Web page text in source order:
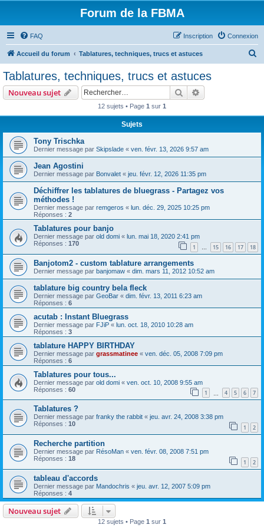
Forum de la FBMA
FAQ Connexion
Inscription
Accueil du forum Tablatures, techniques, trucs et astuces
r
Tablatures, techniques, trucs et astuces
Nouveau sujet Rechercher
12 sujets • Page 1 sur 1
Sujets
Tony Trischka
Dernier message par Skipslade « ven. févr. 13, 2026 9:57 am
Jean Agostini
Dernier message par Bonvalet « jeu. févr. 12, 2026 11:35 pm
Déchiffrer les tablatures de bluegrass - Partagez vos
méthodes !
Dernier message par remgeros « lun. déc. 29, 2025 10:25 pm
Réponses : 2
Tablatures pour banjo
Dernier message par old domi « lun. mai 18, 2020 2:41 pm
Réponses : 170 1 … 15 16 17 18
Banjotom2 - custom tablature arrangements
Dernier message par banjomaw « dim. mars 11, 2012 10:52 am
tablature big country bela fleck
Dernier message par GeoBar « dim. févr. 13, 2011 6:23 am
Réponses : 6
acutab : Instant Bluegrass
Dernier message par FJiP « lun. oct. 18, 2010 10:28 am
Réponses : 3
tablature HAPPY BIRTHDAY
Dernier message par grassmatinee « ven. déc. 05, 2008 7:09 pm
Réponses : 6
Tablatures pour tous...
Dernier message par old domi « ven. oct. 10, 2008 9:55 am
Réponses : 60 1 4 5 6 7
Tablatures ?
Dernier message par franky the rabbit « jeu. avr. 24, 2008 3:38 pm
Réponses : 10 1 2
Recherche partition
Dernier message par RésoMan « ven. févr. 08, 2008 7:51 pm
Réponses : 18 1 2
tableau d'accords
Dernier message par Mandochris « jeu. avr. 12, 2007 5:09 pm
Réponses : 4
Nouveau sujet
12 sujets • Page 1 sur 1